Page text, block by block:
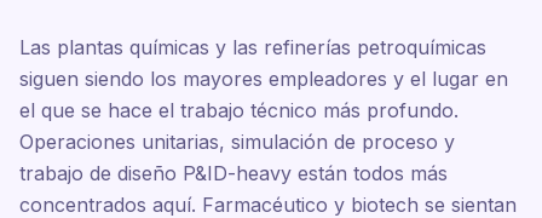
Las plantas químicas y las refinerías petroquímicas
siguen siendo los mayores empleadores y el lugar en
el que se hace el trabajo técnico más profundo.
Operaciones unitarias, simulación de proceso y
trabajo de diseño P&ID-heavy están todos más
concentrados aquí. Farmacéutico y biotech se sientan